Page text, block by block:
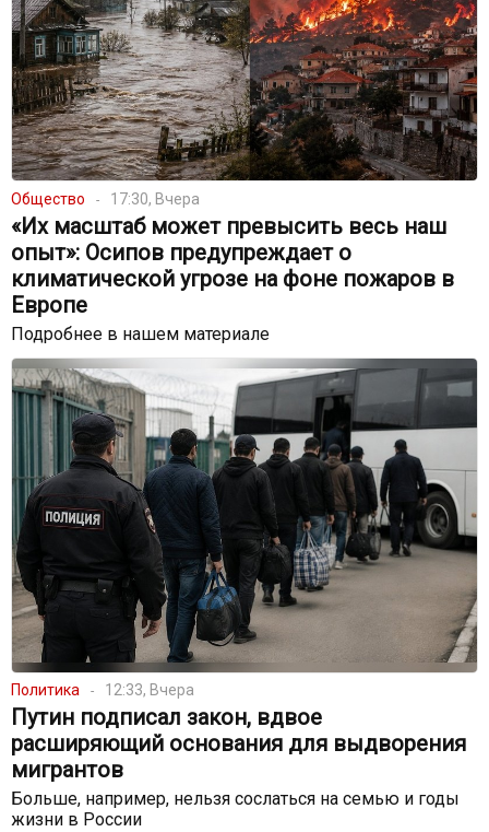
Общество 17:30, Вчера
«Их масштаб может превысить весь наш
опыт»: Осипов предупреждает о
климатической угрозе на фоне пожаров в
Европе
Подробнее в нашем материале
Политика 12:33, Вчера
Путин подписал закон, вдвое
расширяющий основания для выдворения
мигрантов
Больше, например, нельзя сослаться на семью и годы
жизни в России